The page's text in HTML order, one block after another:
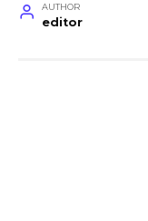
AUTHOR
editor